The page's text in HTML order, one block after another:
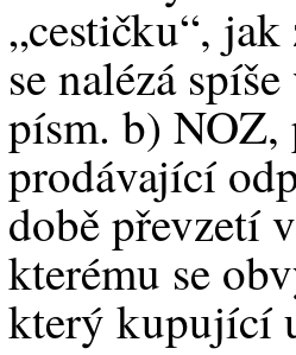
„cestičku“,
se nalézá
písm. b) NOZ,
prodávající
době převzetí
kterému se
který kupující